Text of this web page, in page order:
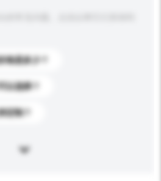
格是多少？
以选择？
定制？